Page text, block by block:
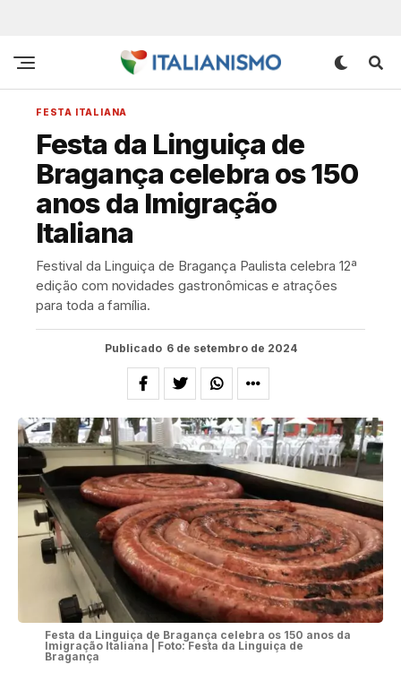
FESTA ITALIANA
Festa da Linguiça de
Bragança celebra os 150
anos da Imigração
Italiana
Festival da Linguiça de Bragança Paulista celebra 12ª
edição com novidades gastronômicas e atrações
para toda a família.
Publicado 6 de setembro de 2024
Festa da Linguiça de Bragança celebra os 150 anos da
Imigração Italiana | Foto: Festa da Linguiça de
Bragança